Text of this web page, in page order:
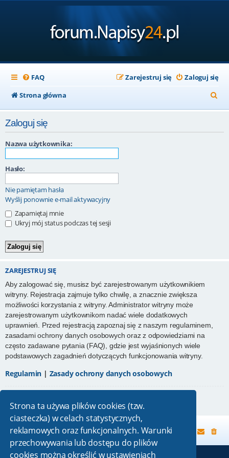
Strona ta używa plików cookies (tzw.
ciasteczka) w celach statystycznych,
reklamowych oraz funkcjonalnych. Warunki
przechowywania lub dostępu do plików
cookies można określić w ustawieniach
FAQ Zaloguj się
Zarejestruj się
Strona główna
z
Zaloguj się
Nazwa użytkownika:
Hasło:
Nie pamiętam hasła
Wyślij ponownie e-mail aktywacyjny
Zapamiętaj mnie
Ukryj mój status podczas tej sesji
ZAREJESTRUJ SIĘ
Aby zalogować się, musisz być zarejestrowanym użytkownikiem
witryny. Rejestracja zajmuje tylko chwilę, a znacznie zwiększa
możliwości korzystania z witryny. Administrator witryny może
zarejestrowanym użytkownikom nadać wiele dodatkowych
uprawnień. Przed rejestracją zapoznaj się z naszym regulaminem,
zasadami ochrony danych osobowych oraz z odpowiedziami na
często zadawane pytania (FAQ), gdzie jest wyjaśnionych wiele
podstawowych zagadnień dotyczących funkcjonowania witryny.
Regulamin | Zasady ochrony danych osobowych
Strona główna